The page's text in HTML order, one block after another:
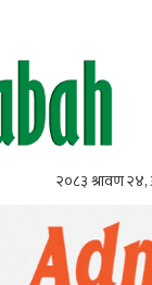
२०८३ श्रावण